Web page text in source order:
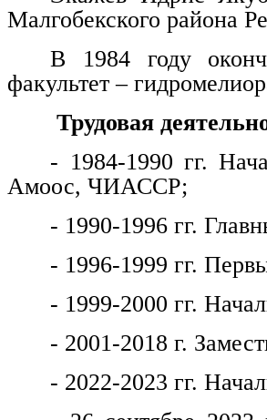
Малгобекского района
В 1984 году
факультет –
Трудовая
- 1984-1990 гг.
Амоос, ЧИАССР;
- 1990-1996 гг.
- 1996-1999 гг.
- 1999-2000 гг.
- 2001-2018 г.
- 2022-2023 гг.